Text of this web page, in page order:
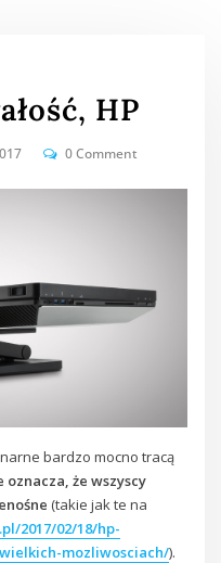
HP
0 Comment
bardzo mocno tracą
oznacza, że wszyscy
(takie jak te na
2017/02/18/hp-
mozliwosciach/).